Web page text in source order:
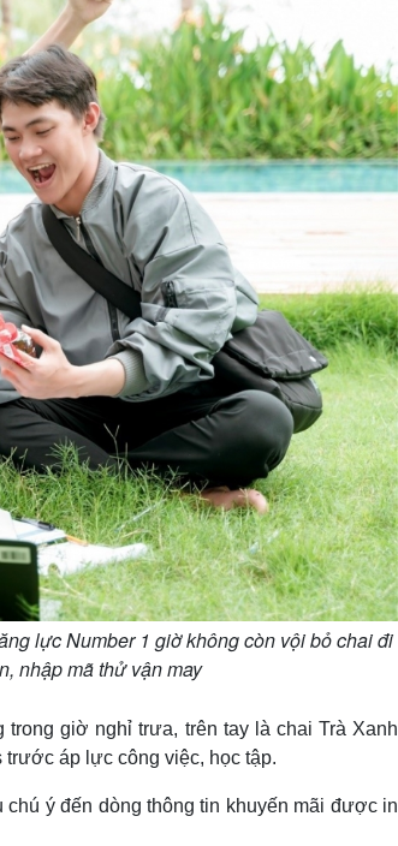
lực Number 1 giờ không còn vội bỏ chai đi
nhập mã thử vận may
giờ nghỉ trưa, trên tay là chai Trà Xanh
áp lực công việc, học tập.
ý đến dòng thông tin khuyến mãi được in